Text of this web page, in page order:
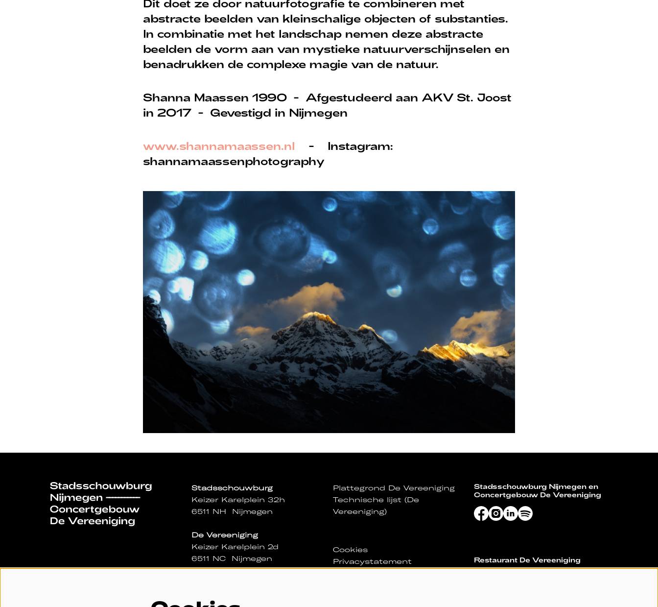
Dit doet ze door natuurfotografie te combineren met
abstracte beelden van kleinschalige objecten of substanties.
In combinatie met het landschap nemen deze abstracte
beelden de vorm aan van mystieke natuurverschijnselen en
benadrukken de complexe magie van de natuur.
Shanna Maassen 1990 - Afgestudeerd aan AKV St. Joost
in 2017 - Gevestigd in Nijmegen
www.shannamaassen.nl - Instagram:
shannamaassenphotography
Stadsschouwburg
Keizer Karelplein 32h
6511 NH Nijmegen
De Vereeniging
Keizer Karelplein 2d
6511 NC Nijmegen
Plattegrond De Vereeniging
Technische lijst (De
Vereeniging)
Cookies
Privacystatement
Stadsschouwburg Nijmegen en
Concertgebouw De Vereeniging
Restaurant De Vereeniging